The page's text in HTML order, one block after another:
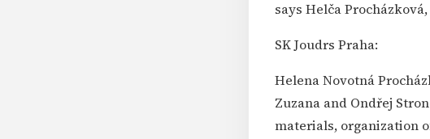
says Helča
SK Joudrs Praha:
Helena Novotná
Zuzana and Ondřej
materials, organization